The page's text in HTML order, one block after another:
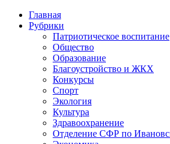
Главная
Рубрики
Патриотическое воспитание
Общество
Образование
Благоустройство и ЖКХ
Конкурсы
Спорт
Экология
Культура
Здравоохранение
Отделение СФР по